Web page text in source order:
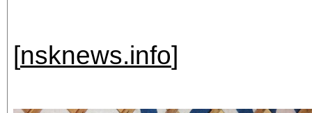
[nsknews.info]